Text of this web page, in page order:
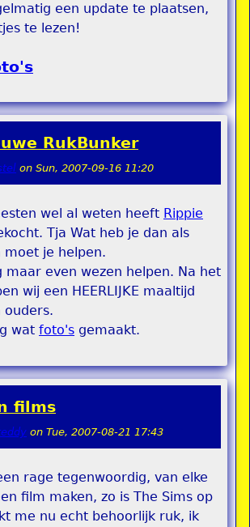
een update te plaatsen,
te lezen!
RukBunker
on Sun, 2007-09-16 11:20
wel al weten heeft Rippie
Tja Wat heb je dan als
moet je helpen.
maar even wezen helpen. Na het
wij een HEERLIJKE maaltijd
ouders.
wat foto's gemaakt.
films
on Tue, 2007-08-21 17:43
rage tegenwoordig, van elke
film maken, zo is The Sims op
me nu echt behoorlijk ruk, ik